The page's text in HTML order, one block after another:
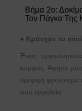
Βήμα 2ο:
Τον Πάγκο Της
● Κράτησε το
Ένας
κομψός. Άφησε
όμορφη φρουτιέρα
σου εργαλεία